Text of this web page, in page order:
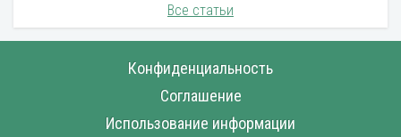
Все статьи
Конфиденциальность
Соглашение
Использование информации